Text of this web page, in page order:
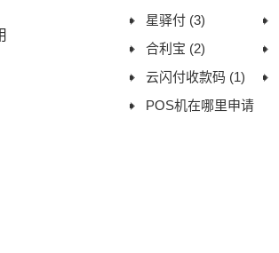
星驿付 (3)
合利宝 (2)
云闪付收款码 (1)
POS机在哪里申请